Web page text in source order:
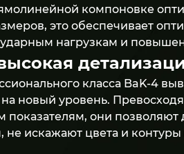
компоновке
это обеспечивает
нагрузкам и
класса BaK-4
новый уровень.
показателям, они позволяют
не искажают цвета и контуры